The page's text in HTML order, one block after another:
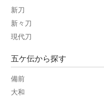
新刀
新々刀
現代刀
五ケ伝から探す
備前
大和